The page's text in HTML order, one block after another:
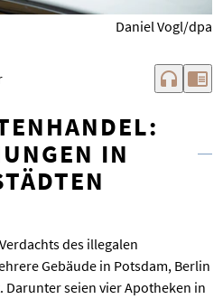
Daniel Vogl/dpa
headphones chrome_reader_mode
IN
des illegalen
Gebäude in Potsdam, Berlin
seien vier Apotheken in